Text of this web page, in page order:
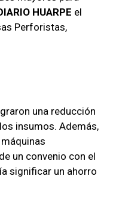
HUARPE el
Perforistas,
una reducción
insumos. Además,
un convenio con el
significar un ahorro